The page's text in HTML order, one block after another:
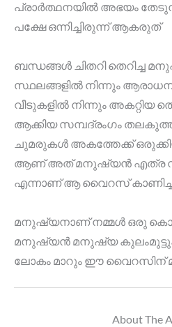
പ്രാർത്ഥനയിൽ അഭയം
പക്ഷേ ഒന്നിച്ചിരുന്ന് ആകരുത്
ബന്ധങ്ങൾ ചിതറി തെറിച്ച
സ്ഥലങ്ങളിൽ നിന്നും
വീടുകളിൽ നിന്നും അകറ്റിയ
ആക്കിയ സമ്പദ്‌രംഗം തലകുത്തി
ചുമരുകൾ അകത്തേക്ക്
ആണ് അത് മനുഷ്യൻ എത്ര
എന്നാണ് ആ വൈറസ്
മനുഷ്യനാണ് നമ്മൾ ഒരു
മനുഷ്യൻ മനുഷ്യ
ലോകം മാറും ഈ വൈറസിന്
About The